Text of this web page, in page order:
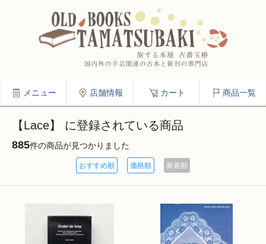
メニュー 店舗情報 カート 商品一覧
【Lace】 に登録されている商品
885件の商品が見つかりました
おすすめ順 価格順 新着順